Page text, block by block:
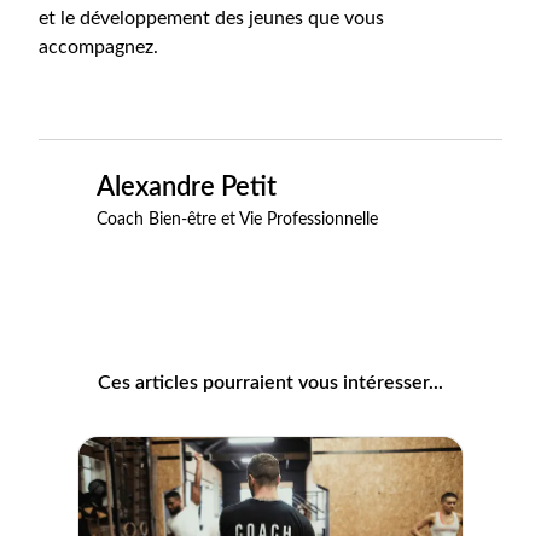
et le développement des jeunes que vous
accompagnez.
Alexandre Petit
Coach Bien-être et Vie Professionnelle
Ces articles pourraient vous intéresser...